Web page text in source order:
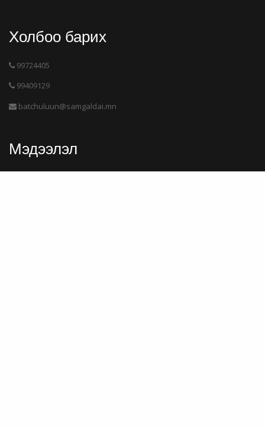
Холбоо барих
99724405
99409129
batchuluun@samgaldai.mn
Мэдээлэл